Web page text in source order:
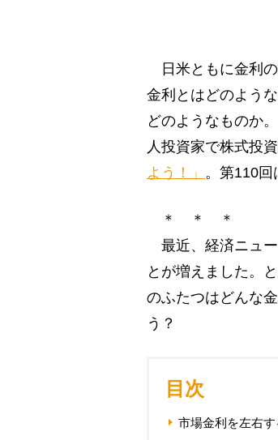
日米ともに金利
金利とはどのよう
どのようなものか
人投資家で株式投
よう！」 。第110回
＊ ＊ ＊
最近、経済ニュー
とが増えました。
のふたつはどんな
う？
目次
市場金利を左右す